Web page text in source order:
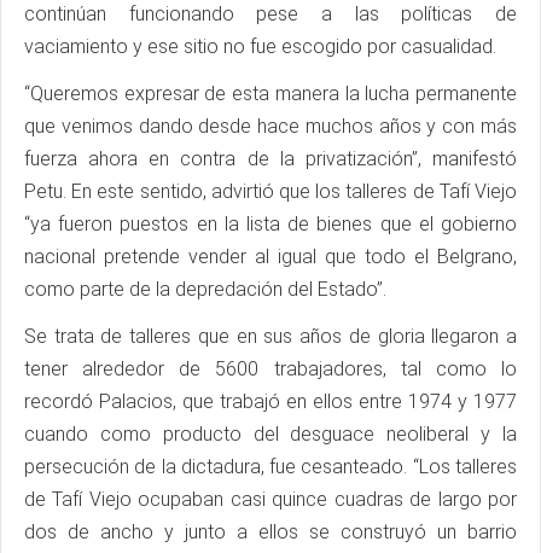
continúan funcionando pese a las políticas de
vaciamiento y ese sitio no fue escogido por casualidad.
“Queremos expresar de esta manera la lucha permanente
que venimos dando desde hace muchos años y con más
fuerza ahora en contra de la privatización”, manifestó
Petu. En este sentido, advirtió que los talleres de Tafí Viejo
“ya fueron puestos en la lista de bienes que el gobierno
nacional pretende vender al igual que todo el Belgrano,
como parte de la depredación del Estado”.
Se trata de talleres que en sus años de gloria llegaron a
tener alrededor de 5600 trabajadores, tal como lo
recordó Palacios, que trabajó en ellos entre 1974 y 1977
cuando como producto del desguace neoliberal y la
persecución de la dictadura, fue cesanteado. “Los talleres
de Tafí Viejo ocupaban casi quince cuadras de largo por
dos de ancho y junto a ellos se construyó un barrio